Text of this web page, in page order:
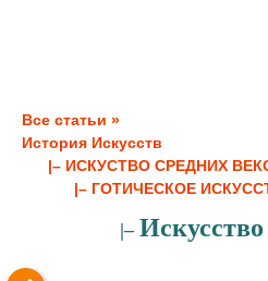
Все статьи »
История Искусств
|– ИСКУСТВО СРЕДНИХ
|– ГОТИЧЕСКОЕ
|–